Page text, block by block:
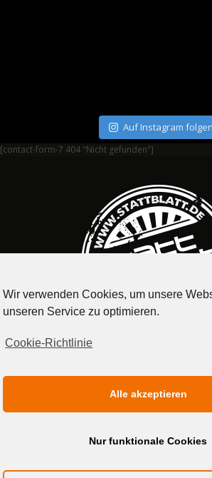
Auf Instagram folgen
[contact-form-7 404 "Nicht gefunden"]
MEDIADATEN
Wir verwenden Cookies, um unsere
unseren Service zu optimieren.
Cookie-Richtlinie
Alle akzeptieren
Nur funktionale Cookies